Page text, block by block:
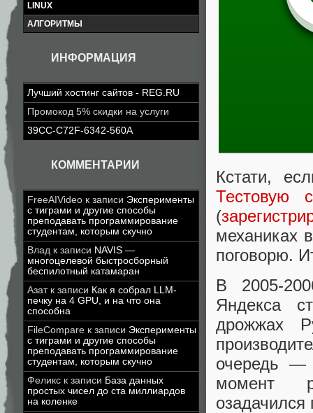
LINUX
АЛГОРИТМЫ
ИНФОРМАЦИЯ
Лучший хостинг сайтов - REG.RU
Промокод 5% скидки на услуги
39CC-C72F-6342-560A
КОММЕНТАРИИ
FreeAIVideo к записи Эксперименты
с тиграми и другие способы
преподавать программирование
студентам, которым скучно
Влад к записи NAVIS —
многоцелевой быстросборный
беспилотный катамаран
Азатк записи Как я собрал LLM-
печку на 4 GPU, и на что она
способна
FileCompare к записи Эксперименты
с тиграми и другие способы
преподавать программирование
студентам, которым скучно
Феликс к записи База данных
простых чисел до ста миллиардов
на коленке
Кстати,
Тестовую
(
механиках
поговорю.
В 2005-
Яндекса
дрожжах
очередь —
момент
озадачился